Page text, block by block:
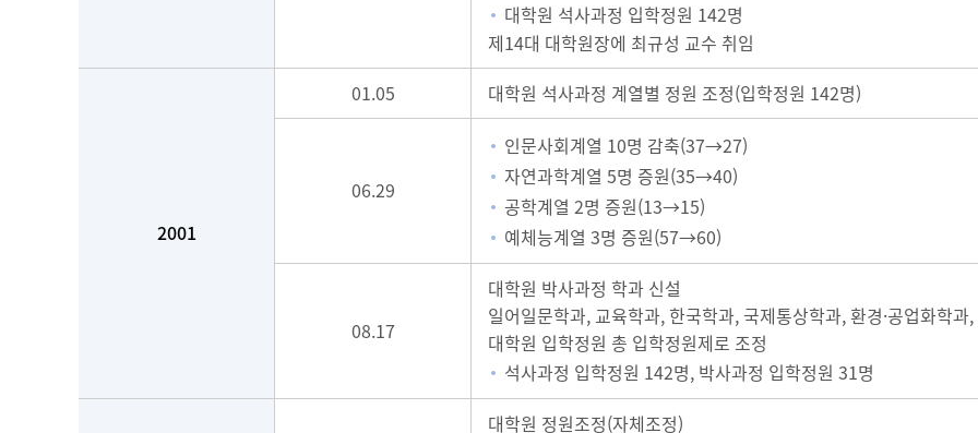
대학원 석사과정 입학정원 142명
제14대 대학원장에 최규성 교수 취임
2001
01.05 대학원 석사과정 계열별 정원 조정(입학정원 142명)
06.29
인문사회계열 10명 감축(37→27)
자연과학계열 5명 증원(35→40)
공학계열 2명 증원(13→15)
예체능계열 3명 증원(57→60)
08.17
대학원 박사과정 학과 신설
일어일문학과, 교육학과, 한국학과, 국제통상학과, 환경·공업화학과,
대학원 입학정원 총 입학정원제로 조정
석사과정 입학정원 142명, 박사과정 입학정원 31명
대학원 정원조정(자체조정)